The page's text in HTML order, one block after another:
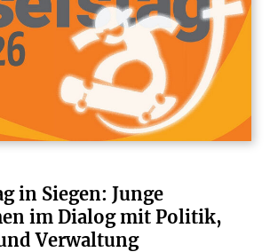
in Siegen: Junge
im Dialog mit Politik,
Verwaltung